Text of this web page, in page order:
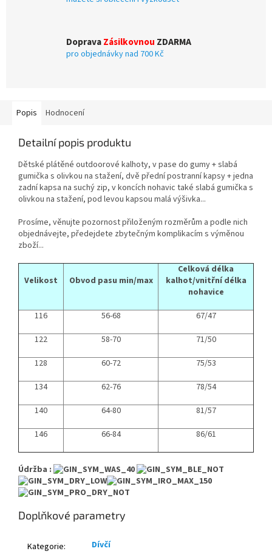
DopravaZásilkovnou ZDARMA
pro objednávky nad 700 Kč
Popis Hodnocení
Detailní popis produktu
Dětské plátěné outdoorové kalhoty, v pase do gumy + slabá
gumička s olivkou na stažení, dvě přední postranní kapsy + jedna
zadní kapsa na suchý zip, v koncích nohavic také slabá gumička s
olivkou na stažení, pod levou kapsou malá výšivka...
Prosíme, věnujte pozornost přiloženým rozměrům a podle nich
objednávejte, předejdete zbytečným komplikacím s výměnou
zboží...
Velikost Obvod pasu min/max
Celková délka
kalhot/vnitřní délka
nohavice
116
56-68
67/47
122
58-70
71/50
128
60-72
75/53
134
62-76
78/54
140
64-80
81/57
146
66-84 86/61
Údržba :
Doplňkové parametry
Kategorie: Dívčí